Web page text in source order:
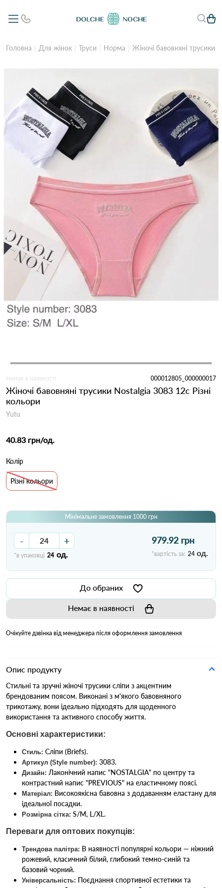
Головна Для жінок Труси Норма Жіночі бавовняні трусики
Немає в наявності 000012805_000000017
Жіночі бавовняні трусики Nostalgia 3083 12с Різні
кольори
Yutu
40.83 грн/од.
Колір
Різні кольори
Мінімальне замовлення 1000 грн
- +
*в упаковці 24 од.
979.92 грн
*вартість за: 24 од.
До обраних
Немає в наявності
Очікуйте дзвінка від менеджера після оформлення замовлення
Опис продукту
Стильні та зручні жіночі трусики сліпи з акцентним
брендованим поясом. Виконані з м'якого бавовняного
трикотажу, вони ідеально підходять для щоденного
використання та активного способу життя.
Основні характеристики:
Стиль: Сліпи (Briefs).
Артикул (Style number): 3083.
Дизайн: Лаконічний напис "NOSTALGIA" по центру та
контрастний напис "PREVIOUS" на еластичному поясі.
Матеріал: Високоякісна бавовна з додаванням еластану для
ідеальної посадки.
Розмірна сітка: S/M, L/XL.
Переваги для оптових покупців:
Трендова палітра: В наявності популярні кольори — ніжний
рожевий, класичний білий, глибокий темно-синій та
базовий чорний.
Універсальність: Поєднання спортивної естетики та